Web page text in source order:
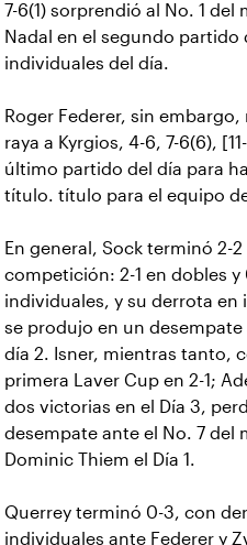
7-6(1) sorprendió al No. 1 del
Nadal en el segundo partido
individuales del día.
Roger Federer, sin
raya a Kyrgios, 4-6, 7-6(6),
último partido del día para
título. título para el equipo
En general, Sock terminó 2-2
competición: 2-1 en dobles y
individuales, y su derrota en
se produjo en un desempate
día 2. Isner, mientras tanto,
primera Laver Cup en 2-1;
dos victorias en el Día 3,
desempate ante el No. 7 del
Dominic Thiem el Día 1.
Querrey terminó 0-3, con
individuales ante Federer y